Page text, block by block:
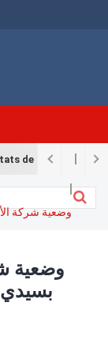
de l'enquête
وضعية شركة
وضعية